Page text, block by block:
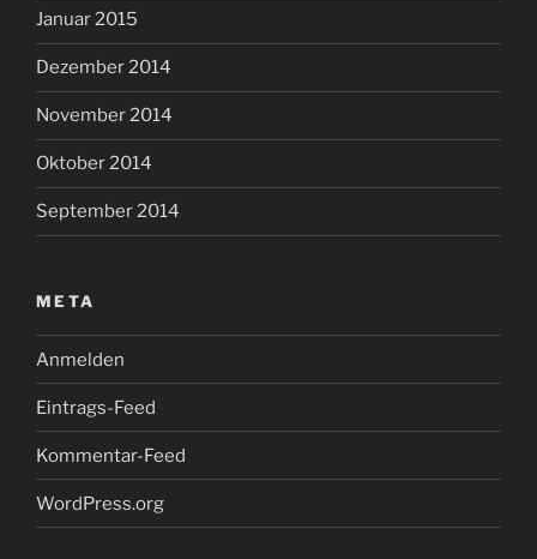
Januar 2015
Dezember 2014
November 2014
Oktober 2014
September 2014
META
Anmelden
Eintrags-Feed
Kommentar-Feed
WordPress.org